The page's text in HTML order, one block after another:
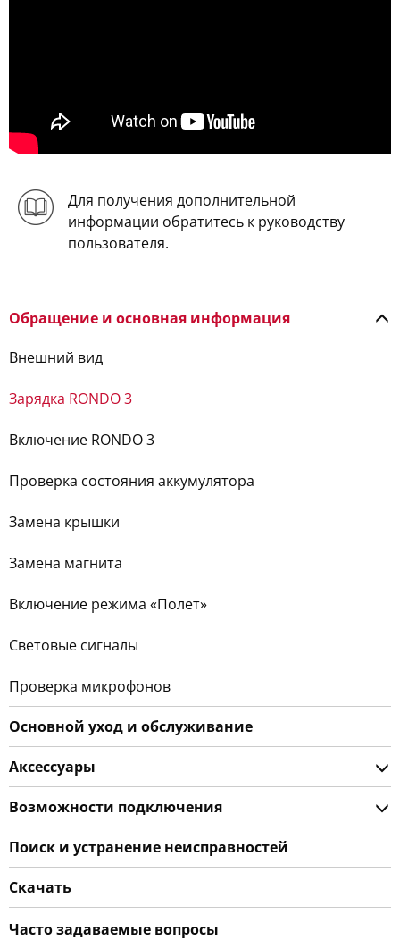
Для получения дополнительной
информации обратитесь к руководству
пользователя.
Обращение и основная информация
Внешний вид
Зарядка RONDO 3
Включение RONDO 3
Проверка состояния аккумулятора
Замена крышки
Замена магнита
Включение режима «Полет»
Световые сигналы
Проверка микрофонов
Основной уход и обслуживание
Аксессуары
Возможности подключения
Поиск и устранение неисправностей
Скачать
Часто задаваемые вопросы